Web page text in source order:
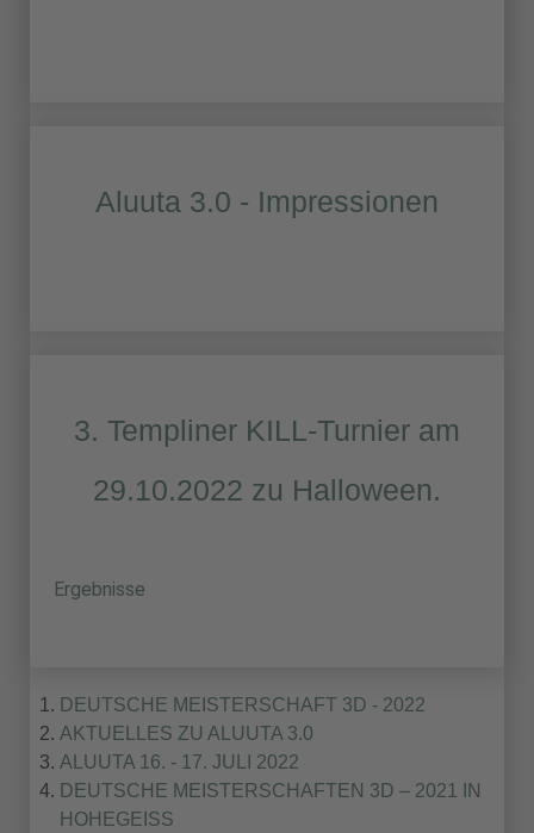
Aluuta 3.0 - Impressionen
3. Templiner KILL-Turnier am
29.10.2022 zu Halloween.
Ergebnisse
DEUTSCHE MEISTERSCHAFT 3D - 2022
AKTUELLES ZU ALUUTA 3.0
ALUUTA 16. - 17. JULI 2022
DEUTSCHE MEISTERSCHAFTEN 3D – 2021 IN
HOHEGEISS